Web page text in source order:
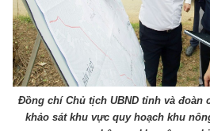
Đồng chí Chủ tịch UBND tỉnh và đoàn
khảo sát khu vực quy hoạch khu